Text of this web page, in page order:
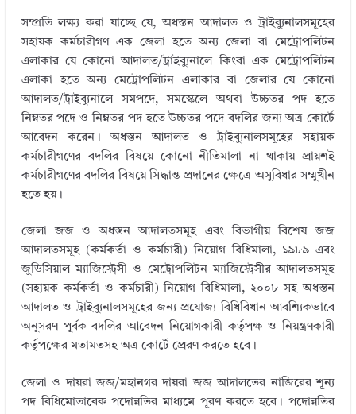
সম্প্রতি লক্ষ্য করা যাচ্ছে যে, অধস্তন আদালত ও ট্রাইব্যুনালসমূহের
সহায়ক কর্মচারীগণ এক জেলা হতে অন্য জেলা বা মেট্রোপলিটন
এলাকার যে কোনো আদালত/ট্রাইব্যুনালে কিংবা এক মেট্রোপলিটন
এলাকা হতে অন্য মেট্রোপলিটন এলাকার বা জেলার যে কোনো
আদালত/ট্রাইব্যুনালে সমপদে, সমস্কেলে অথবা উচ্চতর পদ হতে
নিম্নতর পদে ও নিম্নতর পদ হতে উচ্চতর পদে বদলির জন্য অত্র কোর্টে
আবেদন করেন। অধস্তন আদালত ও ট্রাইব্যুনালসমূহের সহায়ক
কর্মচারীগণের বদলির বিষয়ে কোনো নীতিমালা না থাকায় প্রায়শই
কর্মচারীগণের বদলির বিষয়ে সিদ্ধান্ত প্রদানের ক্ষেত্রে অসুবিধার সম্মুখীন
হতে হয়।
জেলা জজ ও অধস্তন আদালতসমূহ এবং বিভাগীয় বিশেষ জজ
আদালতসমূহ (কর্মকর্তা ও কর্মচারী) নিয়োগ বিধিমালা, ১৯৮৯ এবং
জুডিসিয়াল ম্যাজিস্ট্রেসী ও মেট্রোপলিটন ম্যাজিস্ট্রেসীর আদালতসমূহ
(সহায়ক কর্মকর্তা ও কর্মচারী) নিয়োগ বিধিমালা, ২০০৮ সহ অধস্তন
আদালত ও ট্রাইব্যুনালসমূহের জন্য প্রযোজ্য বিধিবিধান আবশ্যিকভাবে
অনুসরণ পূর্বক বদলির আবেদন নিয়োগকারী কর্তৃপক্ষ ও নিয়ন্ত্রণকারী
কর্তৃপক্ষের মতামতসহ অত্র কোর্টে প্রেরণ করতে হবে।
জেলা ও দায়রা জজ/মহানগর দায়রা জজ আদালতের নাজিরের শূন্য
পদ বিধিমোতাবেক পদোন্নতির মাধ্যমে পূরণ করতে হবে। পদোন্নতির